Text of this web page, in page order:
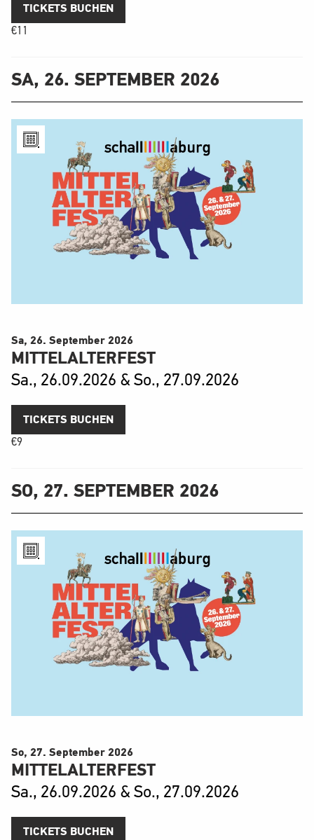
TICKETS BUCHEN
€11
SA, 26. SEPTEMBER 2026
Sa, 26. September 2026
MITTELALTERFEST
Sa., 26.09.2026 & So., 27.09.2026
TICKETS BUCHEN
€9
SO, 27. SEPTEMBER 2026
So, 27. September 2026
MITTELALTERFEST
Sa., 26.09.2026 & So., 27.09.2026
TICKETS BUCHEN